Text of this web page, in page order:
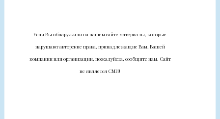
Если Вы обнаружили на нашем сайте материалы, которые
нарушают авторские права, принадлежащие Вам, Вашей
компании или организации, пожалуйста, сообщите нам. Сайт
не является СМИ!